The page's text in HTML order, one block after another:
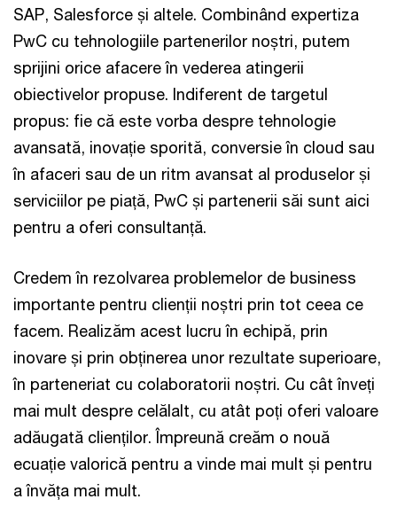
SAP, Salesforce și altele. Combinând expertiza
PwC cu tehnologiile partenerilor noștri, putem
sprijini orice afacere în vederea atingerii
obiectivelor propuse. Indiferent de targetul
propus: fie că este vorba despre tehnologie
avansată, inovație sporită, conversie în cloud sau
în afaceri sau de un ritm avansat al produselor și
serviciilor pe piață, PwC și partenerii săi sunt aici
pentru a oferi consultanță.
Credem în rezolvarea problemelor de business
importante pentru clienții noștri prin tot ceea ce
facem. Realizăm acest lucru în echipă, prin
inovare și prin obținerea unor rezultate superioare,
în parteneriat cu colaboratorii noștri. Cu cât înveți
mai mult despre celălalt, cu atât poți oferi valoare
adăugată clienților. Împreună creăm o nouă
ecuație valorică pentru a vinde mai mult și pentru
a învăța mai mult.